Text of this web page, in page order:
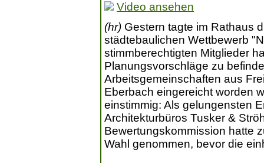
Video ansehen
(hr) Gestern tagte im Rathaus
städtebaulichen Wettbewerb
stimmberechtigten Mitglieder
Planungsvorschläge zu
Arbeitsgemeinschaften aus
Eberbach eingereicht worden
einstimmig: Als gelungensten
Architekturbüros Tusker &
Bewertungskommission hatte
Wahl genommen, bevor die